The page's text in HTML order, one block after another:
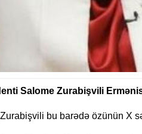
Salome Zurabişvili
bu barədə özünün X